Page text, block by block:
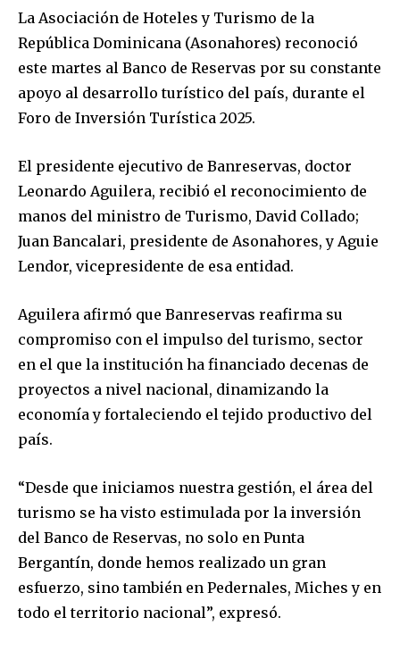
La Asociación de Hoteles y Turismo de la
República Dominicana (Asonahores) reconoció
este martes al Banco de Reservas por su constante
apoyo al desarrollo turístico del país, durante el
Foro de Inversión Turística 2025.
El presidente ejecutivo de Banreservas, doctor
Leonardo Aguilera, recibió el reconocimiento de
manos del ministro de Turismo, David Collado;
Juan Bancalari, presidente de Asonahores, y Aguie
Lendor, vicepresidente de esa entidad.
Aguilera afirmó que Banreservas reafirma su
compromiso con el impulso del turismo, sector
en el que la institución ha financiado decenas de
proyectos a nivel nacional, dinamizando la
economía y fortaleciendo el tejido productivo del
país.
“Desde que iniciamos nuestra gestión, el área del
turismo se ha visto estimulada por la inversión
del Banco de Reservas, no solo en Punta
Bergantín, donde hemos realizado un gran
esfuerzo, sino también en Pedernales, Miches y en
todo el territorio nacional”, expresó.